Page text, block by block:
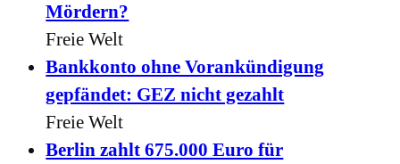
Mördern?
Freie Welt
Bankkonto ohne Vorankündigung
gepfändet: GEZ nicht gezahlt
Freie Welt
Berlin zahlt 675.000 Euro für